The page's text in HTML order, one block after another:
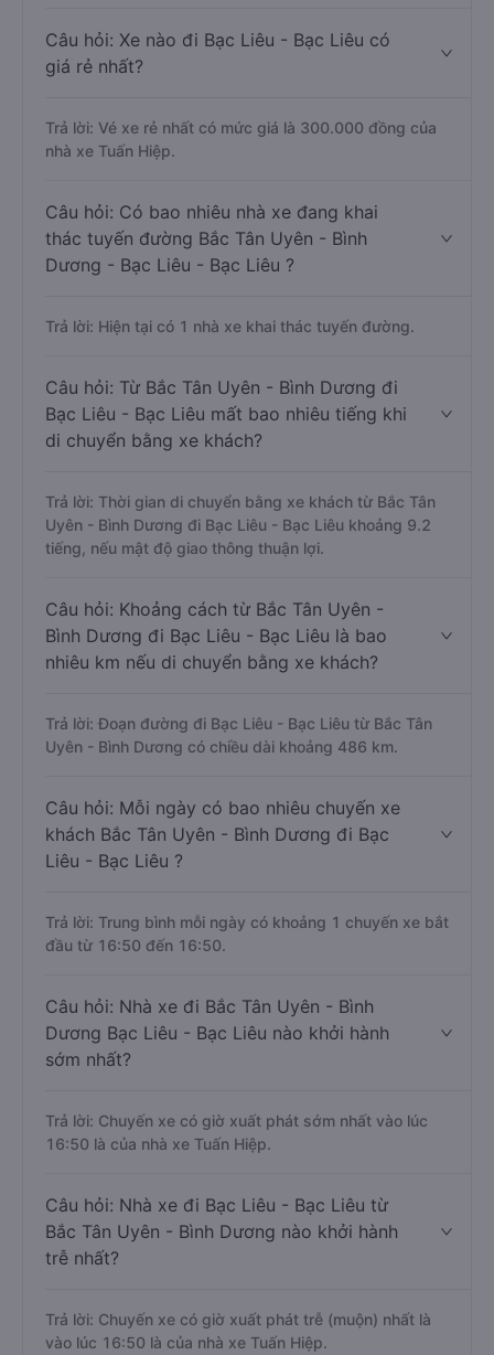
Câu hỏi: Xe nào đi Bạc Liêu - Bạc Liêu có
giá rẻ nhất?
Trả lời: Vé xe rẻ nhất có mức giá là 300.000 đồng của
nhà xe Tuấn Hiệp.
Câu hỏi: Có bao nhiêu nhà xe đang khai
thác tuyến đường Bắc Tân Uyên - Bình
Dương - Bạc Liêu - Bạc Liêu ?
Trả lời: Hiện tại có 1 nhà xe khai thác tuyến đường.
Câu hỏi: Từ Bắc Tân Uyên - Bình Dương đi
Bạc Liêu - Bạc Liêu mất bao nhiêu tiếng khi
di chuyển bằng xe khách?
Trả lời: Thời gian di chuyển bằng xe khách từ Bắc Tân
Uyên - Bình Dương đi Bạc Liêu - Bạc Liêu khoảng 9.2
tiếng, nếu mật độ giao thông thuận lợi.
Câu hỏi: Khoảng cách từ Bắc Tân Uyên -
Bình Dương đi Bạc Liêu - Bạc Liêu là bao
nhiêu km nếu di chuyển bằng xe khách?
Trả lời: Đoạn đường đi Bạc Liêu - Bạc Liêu từ Bắc Tân
Uyên - Bình Dương có chiều dài khoảng 486 km.
Câu hỏi: Mỗi ngày có bao nhiêu chuyến xe
khách Bắc Tân Uyên - Bình Dương đi Bạc
Liêu - Bạc Liêu ?
Trả lời: Trung bình mỗi ngày có khoảng 1 chuyến xe bắt
đầu từ 16:50 đến 16:50.
Câu hỏi: Nhà xe đi Bắc Tân Uyên - Bình
Dương Bạc Liêu - Bạc Liêu nào khởi hành
sớm nhất?
Trả lời: Chuyến xe có giờ xuất phát sớm nhất vào lúc
16:50 là của nhà xe Tuấn Hiệp.
Câu hỏi: Nhà xe đi Bạc Liêu - Bạc Liêu từ
Bắc Tân Uyên - Bình Dương nào khởi hành
trễ nhất?
Trả lời: Chuyến xe có giờ xuất phát trễ (muộn) nhất là
vào lúc 16:50 là của nhà xe Tuấn Hiệp.